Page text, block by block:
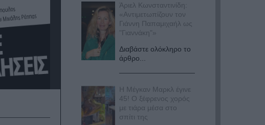
Άριελ Κωνσταντινίδη:
«Αντιμετωπίζουν τον
Γιάννη Παπαμιχαήλ ως
"Γιαννάκη"»
Διαβάστε ολόκληρο το
άρθρο...
Η Μέγκαν Μαρκλ έγινε
45! Ο ξέφρενος χορός
με τιάρα μέσα στο
σπίτι της